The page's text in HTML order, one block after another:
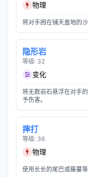
物理
将对手困在铺天盖地的
隐形岩
等级: 32
变化
将无数岩石悬浮在对手
予伤害。
摔打
等级: 36
物理
使用长长的尾巴或藤蔓